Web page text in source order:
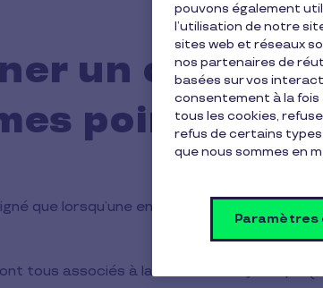
un contrat
points de
que lorsqu’une entité juridique différente
tous associés à la même entité juridique
pouvons également
l’utilisation de notre
sites web et réseaux
nos partenaires de
basées sur vos
consentement à la
tous les cookies,
refus de certains
que nous sommes en
Paramètres